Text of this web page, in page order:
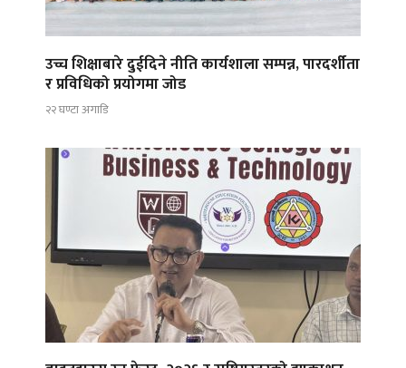
उच्च शिक्षाबारे दुईदिने नीति कार्यशाला सम्पन्न, पारदर्शीता
र प्रविधिको प्रयोगमा जोड
२२ घण्टा अगाडि